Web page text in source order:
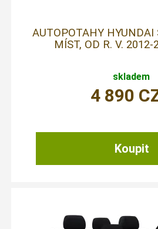
AUTOPOTAHY HYUNDAI
MÍST, OD R. V. 2012-
skladem
4 890